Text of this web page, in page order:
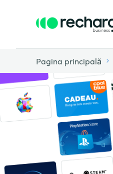
Pagina principală